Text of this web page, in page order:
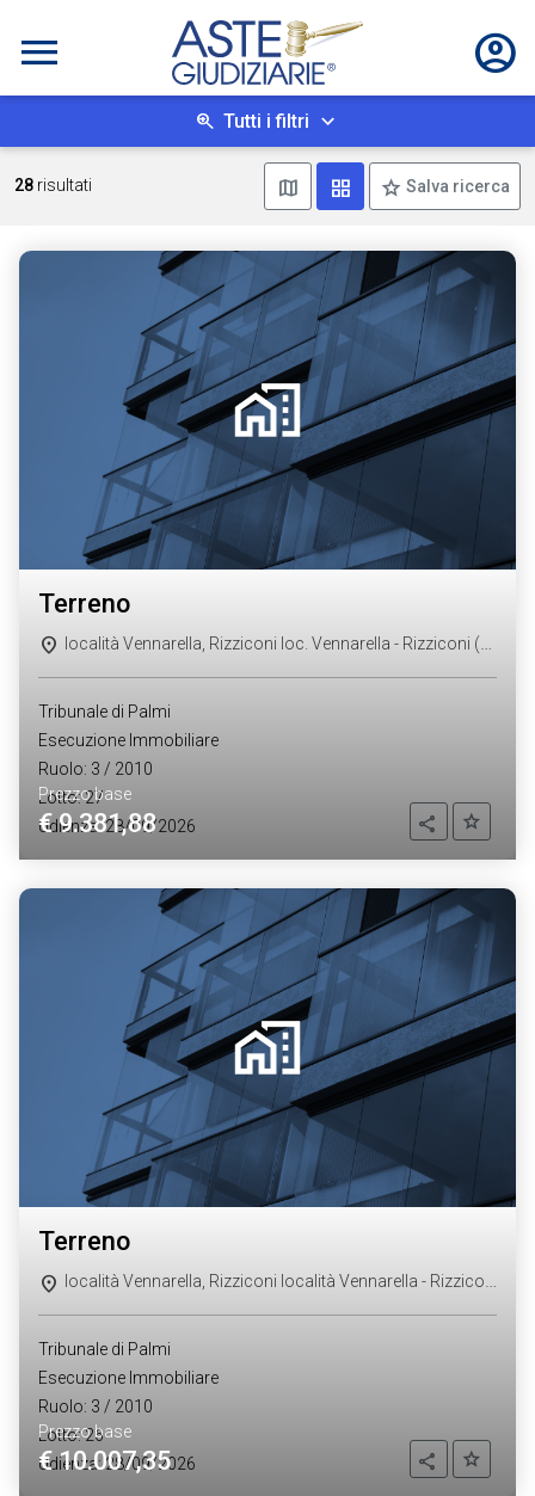
Tutti i filtri
28 risultati Mostra mappaMostra come box
Salva ricerca
Prezzo base
€ 9.381,88
terreno
località Vennarella, Rizziconi loc. Vennarella - Rizziconi (RC)
Tribunale di Palmi
Esecuzione Immobiliare
Ruolo: 3 / 2010
Lotto: 27
Udienza: 28/09/2026
Condividi
Prezzo base
€ 10.007,35
terreno
località Vennarella, Rizziconi località Vennarella - Rizziconi (RC)
Tribunale di Palmi
Esecuzione Immobiliare
Ruolo: 3 / 2010
Lotto: 26
Udienza: 28/09/2026
Condividi